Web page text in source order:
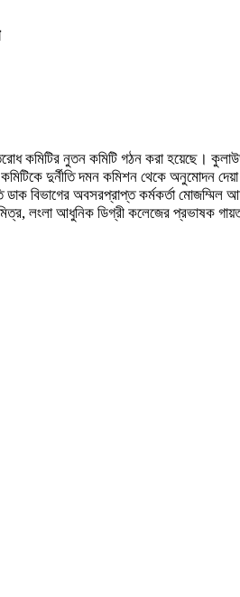
কমিটির নুতন কমিটি গঠন করা হয়েছে।
দুর্নীতি দমন কমিশন থেকে অনুমোদন
বিভাগের অবসরপ্রাপ্ত কর্মকর্তা মোজম্মিল
মিত্র, লংলা আধুনিক ডিগ্রী কলেজের প্রভাষক